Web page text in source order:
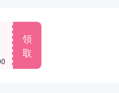
領
取